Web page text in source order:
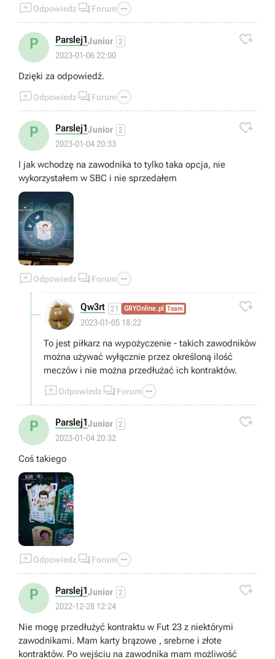
Odpowiedz  Forum 
P Parslej1Junior 2
2023-01-06 22:00

Dzięki za odpowiedź.
Odpowiedz  Forum 
P Parslej1Junior 2
2023-01-04 20:33

I jak wchodzę na zawodnika to tylko taka opcja, nie
wykorzystałem w SBC i nie sprzedałem
Odpowiedz  Forum 
Qw3rt 21 GRYOnline.pl Team
2023-01-05 18:22

To jest piłkarz na wypożyczenie - takich zawodników
można używać wyłącznie przez określoną ilość
meczów i nie można przedłużać ich kontraktów.
Odpowiedz  Forum 
P Parslej1Junior 2
2023-01-04 20:32

Coś takiego
Odpowiedz  Forum 
P Parslej1Junior 2
2022-12-28 12:24

Nie mogę przedłużyć kontraktu w Fut 23 z niektórymi
zawodnikami. Mam karty brązowe , srebrne i złote
kontraktów. Po wejściu na zawodnika mam możliwość